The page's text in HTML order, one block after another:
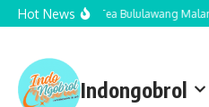
Lewati ke konten
Hot NewsCha Nom Tea Bululawang
Indongobrol